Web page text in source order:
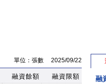
單位：張數 2025/09/22
融資餘額
融資限額
融